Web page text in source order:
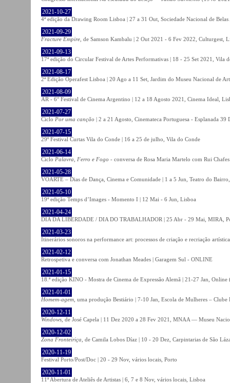
2021-10-27
4ª edição da Drawing Room Lisboa | 27 a 31 Out, Sociedade Nacional de
2021-09-29
Fracture Empire , de Samson Kambalu | 2 Out 2021 - 6 Fev 2022, Culturgest,
2021-09-13
17ª edição do Circular Festival de Artes Performativas | 18 - 25 Set 2021, Vila
2021-08-17
2ª Edição Operafest Lisboa | 20 Ago a 11 Set, Jardim do Museu Nacional de
2021-08-09
AR - 6° Festival de Cinema Argentino | 12 a 18 Agosto 2021, Cinema Ideal,
2021-07-27
Ciclo Por uma canção | 2 a 21 Agosto, Cinemateca Portuguesa - Esplanada 39
2021-07-15
29º Festival Curtas Vila do Conde | 16 a 25 de julho, Vila do Conde
2021-06-14
Ciclo Palavra, Ferro e Fogo - conversa de Rosa Maria Martelo com Rui
2021-05-28
VOARTE – Dias de Dança, Cinema e Comunidade | 1 a 5 Jun, Teatro do
2021-05-10
19ª edição Temps d’Images - Momento I | 12 Mai - 6 Jun, Lisboa
2021-04-24
DIA DA LIBERDADE / DIA DO TRABALHADOR | 25 Abr - 29 Mai, MIRA,
2021-03-23
Itinerários sonoros na performance art: processos de criação e recriação
2021-02-12
Retrospetiva e conversa com Jonathan Meades | Garagem Sul - ONLINE
2021-01-15
18.ª edição KINO - Mostra de Cinema de Expressão Alemã | 21-27 Jan,
2021-01-01
Homem-agem , uma produção Bestiário | 7-10 Jan, Escola de Mulheres – Clube
2020-12-11
Windows , de José Capela | 11 Dez 2020 a 28 Fev 2021, MNAA — Museu
2020-12-02
Zona Fronteiriça , de Camila Lobos Díaz | 10 - 20 Dez, Carpintarias de São
2020-11-19
Festival Porto/Post/Doc | 20 - 29 Nov, vários locais, Porto
2020-11-01
11ª Abertura de Ateliês de Artistas | 6, 7 e 8 Nov, vários locais, Lisboa